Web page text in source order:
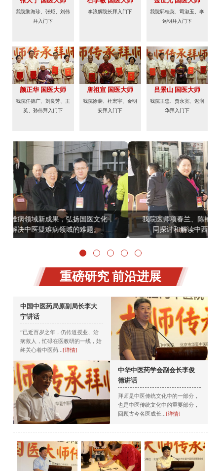
我院黎海珍、张炬、刘伟
拜入门下
李浪辉院长拜入门下
我院郭桂英、司淑玉、李
远明拜入门下
颜正华 国医大师
我院任德广、刘良芳、王
英、孙伟拜入门下
唐祖宣 国医大师
我院徐裴、杜宏宇、金明
安拜入门下
吕景山 国医大师
我院王忠、贾永宽、迟润
华拜入门下
我院医师项春兰、陈艳玲和国医大师、教师及学士们共
同探讨和解读中西医疑难病诊疗新方向和新进展
重磅研究 前沿进展
中国中医药局原副局长李大
宁讲话
“已近百岁之年，仍传道授业、治
病救人，忙碌在医教研的一线，始
终关心着中医药...[详情]
中华中医药学会副会长李俊
德讲话
拜师是中医传统文化中的一部分，
也是中医传统文化中的重要部分，
回顾古今名医成长... [详情]